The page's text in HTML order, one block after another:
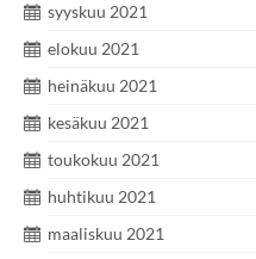
syyskuu 2021
elokuu 2021
heinäkuu 2021
kesäkuu 2021
toukokuu 2021
huhtikuu 2021
maaliskuu 2021